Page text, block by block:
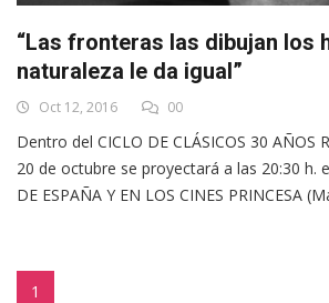
“Las fronteras las dibujan los
naturaleza le da igual”
Oct 12, 2016 00
Dentro del CICLO DE CLÁSICOS 30 AÑOS
20 de octubre se proyectará a las 20:30 h.
DE ESPAÑA Y EN LOS CINES PRINCESA
1